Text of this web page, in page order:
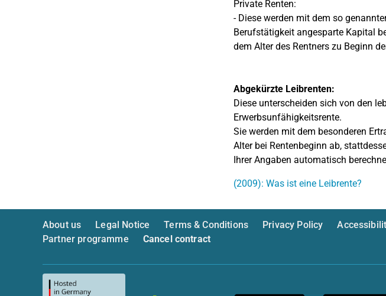
Private Renten:
- Diese werden mit dem so
Berufstätigkeit angesparte Kapital
dem Alter des Rentners zu Beginn
Abgekürzte Leibrenten:
Diese unterscheiden sich von den
Erwerbsunfähigkeitsrente.
Sie werden mit dem besonderen
Alter bei Rentenbeginn ab,
Ihrer Angaben automatisch
(2009): Was ist eine Leibrente?
About us Legal Notice Terms & Conditions Privacy Policy
Partner programme
Cancel contract